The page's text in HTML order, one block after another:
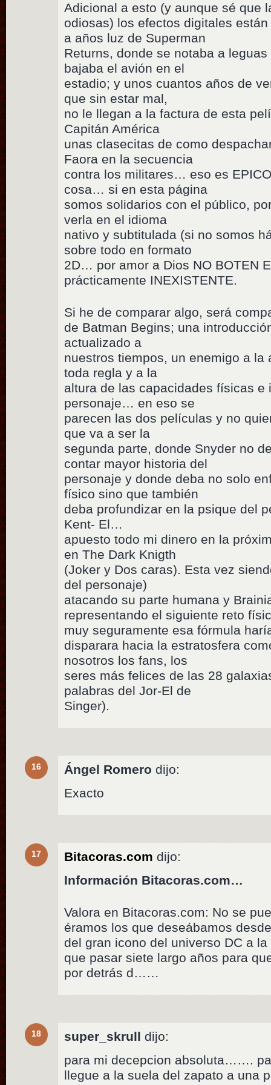
Adicional a esto (y aunque sé que
odiosas) los efectos digitales
a años luz de Superman
Returns, donde se notaba a
bajaba el avión en el
estadio; y unos cuantos años de
que sin estar mal,
no le llegan a la factura de esta
Capitán América
unas clasecitas de como
Faora en la secuencia
contra los militares… eso es
cosa… si en esta página
somos solidarios con el público,
verla en el idioma
nativo y subtitulada (si no somos
sobre todo en formato
2D… por amor a Dios NO BOTEN
prácticamente INEXISTENTE.
Si he de comparar algo, será
de Batman Begins; una
actualizado a
nuestros tiempos, un enemigo a la
toda regla y a la
altura de las capacidades físicas e
personaje… en eso se
parecen las dos películas y no
que va a ser la
segunda parte, donde Snyder no
contar mayor historia del
personaje y donde deba no solo
físico sino que también
deba profundizar en la psique del
Kent- El…
apuesto todo mi dinero en la
en The Dark Knigth
(Joker y Dos caras). Esta vez
del personaje)
atacando su parte humana y
representando el siguiente reto
muy seguramente esa fórmula
disparara hacia la estratosfera
nosotros los fans, los
seres más felices de las 28
palabras del Jor-El de
Singer).
16 Ángel Romero dijo:
Exacto
17 Bitacoras.com dijo:
Información Bitacoras.com…
Valora en Bitacoras.com: No se
éramos los que deseábamos
del gran icono del universo DC a
que pasar siete largo años para
por detrás d……
18 super_skrull dijo:
para mi decepcion absoluta…….
llegue a la suela del zapato a una